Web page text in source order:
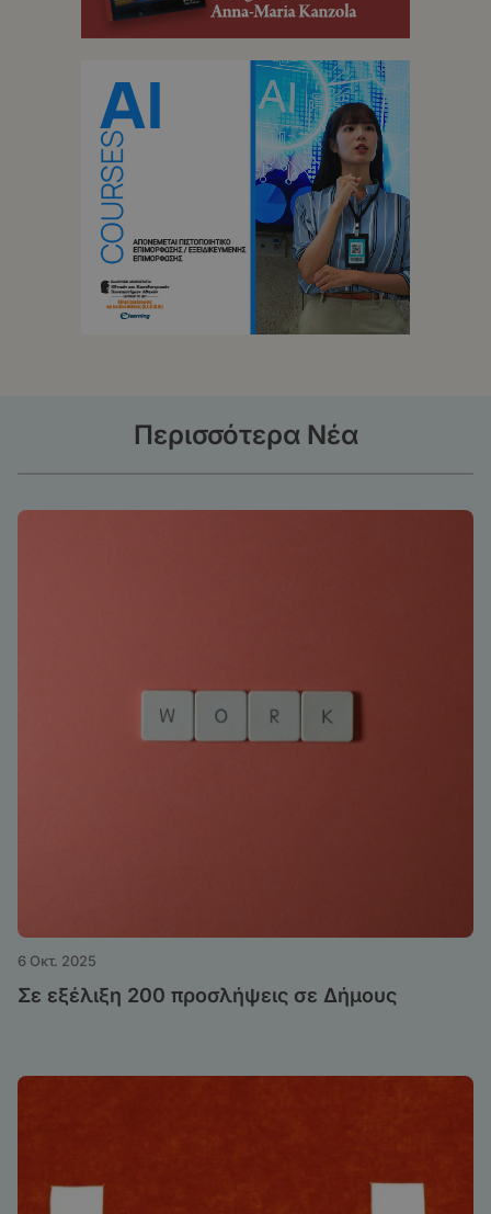
Περισσότερα Νέα
6 Οκτ. 2025
Σε εξέλιξη 200 προσλήψεις σε Δήμους